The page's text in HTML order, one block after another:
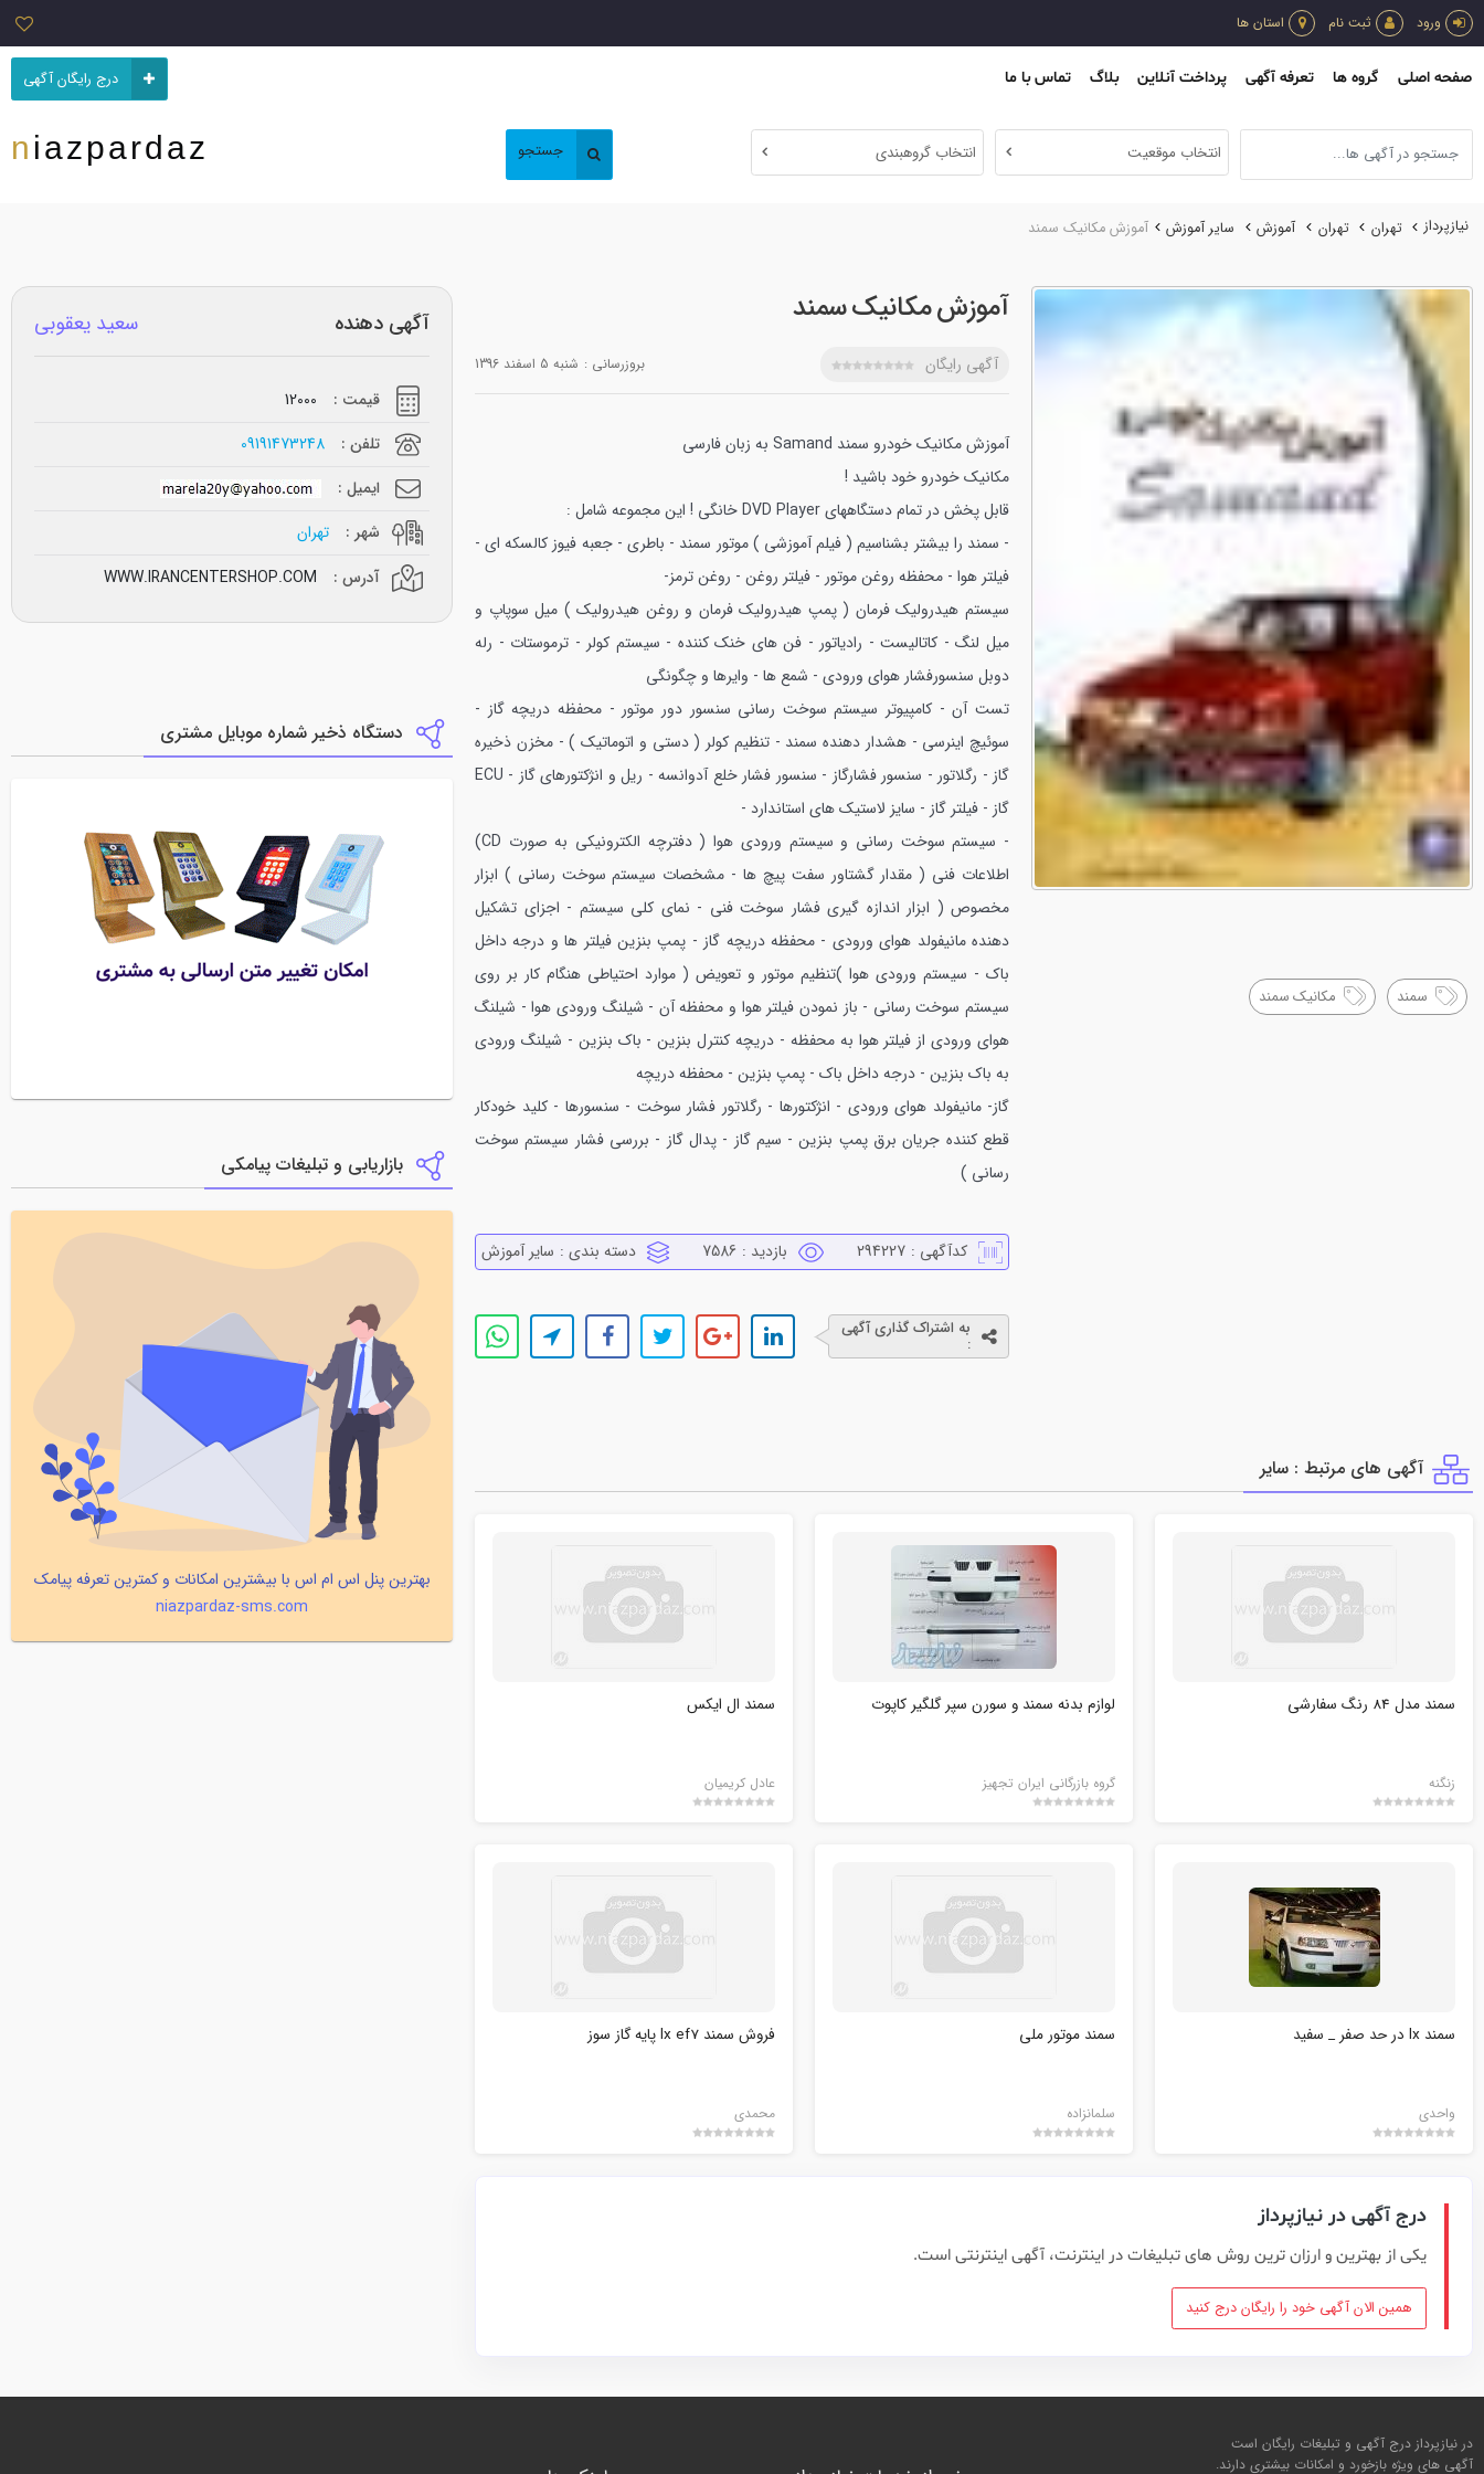
ورود ثبت نام استان ها
درج رایگان آگهی صفحه اصلی گروه ها تعرفه آگهی پرداخت آنلاین بلاگ تماس با ما
انتخاب موقعیت انتخاب گروهبندی جستجو niazpardaz
نیازپرداز تهران تهران آموزش ساير آموزش آموزش مکانیک سمند
سمند مکانیک سمند
آموزش مکانیک سمند
آگهی رایگان بروزرسانی : شنبه 5 اسفند 1396
آموزش مکانیک خودرو سمند Samand به زبان فارسی
مکانیک خودرو خود باشید !
قابل پخش در تمام دستگاههای DVD Player خانگی !
این مجموعه شامل :
- سمند را بیشتر بشناسیم ( فیلم آموزشی )موتور سمند - باطری - جعبه فیوز کالسکه ای -
فیلتر هوا - محفظه روغن موتور - فیلتر روغن - روغن ترمز-
سیستم هیدرولیک فرمان ( پمپ هیدرولیک فرمان و روغن هیدرولیک ) میل سوپاپ و
میل لنگ - کاتالیست - رادیاتور - فن های خنک کننده - سیستم کولر - ترموستات - رله
دوبل سنسورفشار هوای ورودی - شمع ها - وایرها و چگونگی
تست آن - کامپیوتر سیستم سوخت رسانی سنسور دور موتور - محفظه دریچه گاز -
سوئیچ اینرسی - هشدار دهنده سمند - تنظیم کولر ( دستی و اتوماتیک ) - مخزن ذخیره
گاز - رگلاتور - سنسور فشارگاز - سنسور فشار خلع آدوانسه -
ریل و انژکتورهای گاز - ECU
گاز - فیلتر گاز - سایز لاستیک های استاندارد -
- سیستم سوخت رسانی و سیستم ورودی هوا ( دفترچه الکترونیکی به صورت CD)
اطلاعات فنی ( مقدار گشتاور سفت پیچ ها - مشخصات سیستم سوخت رسانی ) ابزار
مخصوص ( ابزار اندازه گیری فشار سوخت فنی - نمای کلی سیستم - اجزای تشکیل
دهنده مانیفولد هوای ورودی - محفظه دریچه گاز - پمپ بنزین فیلتر ها و درجه داخل
باک - سیستم ورودی هوا )تنظیم موتور و تعویض ( موارد احتیاطی هنگام کار بر روی
سیستم سوخت رسانی - باز نمودن فیلتر هوا و محفظه آن - شیلنگ ورودی هوا - شیلنگ
هوای ورودی از فیلتر هوا به محفظه - دریچه کنترل بنزین - باک بنزین - شیلنگ ورودی
به باک بنزین - درجه داخل باک - پمپ بنزین - محفظه دریچه
گاز- مانیفولد هوای ورودی - انژکتورها - رگلاتور فشار سوخت - سنسورها - کلید خودکار
قطع کننده جریان برق پمپ بنزین - سیم گاز - پدال گاز - بررسی فشار سیستم سوخت
رسانی )
کدآگهی : 294227 بازدید : 7586 دسته بندی : ساير آموزش
به اشتراک گذاری آگهی
:
آگهی های مرتبط : ساير
سمند مدل 84 رنگ سفارشی
زنگنه
لوازم بدنه سمند و سورن سپر گلگیر کاپوت
گروه بازرگانی ایران تجهیز
سمند ال ایکس
عادل کریمیان
سمند lx در حد صفر _ سفید
واحدی
سمند موتور ملی
سلمانزاده
فروش سمند lx ef7 پایه گاز سوز
محمدی
درج آگهی در نیازپرداز
یکی از بهترین و ارزان ترین روش های تبلیغات در اینترنت، آگهی اینترنتی است.
همین الان آگهی خود را رایگان درج کنید
آگهی دهنده سعید یعقوبی
قیمت :
12000
تلفن :
09191473248
ایمیل :
شهر :
تهران
آدرس :
WWW.IRANCENTERSHOP.COM
دستگاه ذخیر شماره موبایل مشتری
بازاریابی و تبلیغات پیامکی
بهترین پنل اس ام اس با بیشترین امکانات و کمترین تعرفه پیامک
niazpardaz-sms.com
در نیازپرداز درج آگهی و تبلیغات رایگان است
آگهی های ویژه بازخورد و امکانات بیشتری دارند.